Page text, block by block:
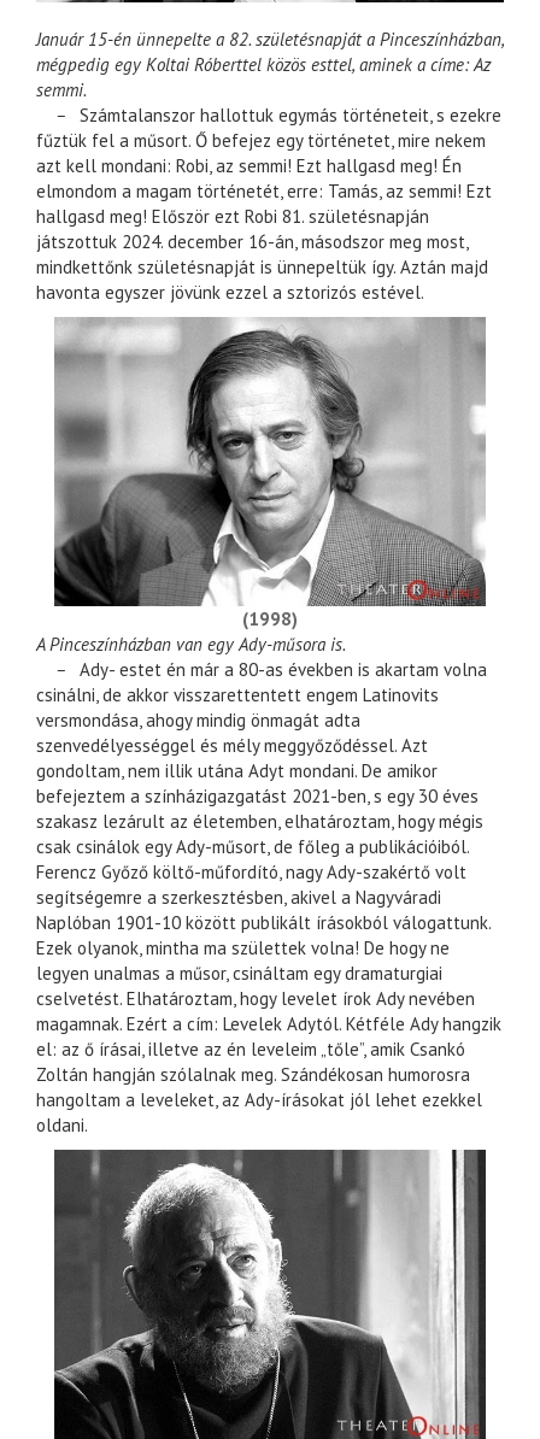
Január 15-én ünnepelte a 82. születésnapját a Pinceszínházban,
mégpedig egy Koltai Róberttel közös esttel, aminek a címe: Az
semmi.
– Számtalanszor hallottuk egymás történeteit, s ezekre
fűztük fel a műsort. Ő befejez egy történetet, mire nekem
azt kell mondani: Robi, az semmi! Ezt hallgasd meg! Én
elmondom a magam történetét, erre: Tamás, az semmi! Ezt
hallgasd meg! Először ezt Robi 81. születésnapján
játszottuk 2024. december 16-án, másodszor meg most,
mindkettőnk születésnapját is ünnepeltük így. Aztán majd
havonta egyszer jövünk ezzel a sztorizós estével.
(1998)
A Pinceszínházban van egy Ady-műsora is.
– Ady- estet én már a 80-as években is akartam volna
csinálni, de akkor visszarettentett engem Latinovits
versmondása, ahogy mindig önmagát adta
szenvedélyességgel és mély meggyőződéssel. Azt
gondoltam, nem illik utána Adyt mondani. De amikor
befejeztem a színházigazgatást 2021-ben, s egy 30 éves
szakasz lezárult az életemben, elhatároztam, hogy mégis
csak csinálok egy Ady-műsort, de főleg a publikációiból.
Ferencz Győző költő-műfordító, nagy Ady-szakértő volt
segítségemre a szerkesztésben, akivel a Nagyváradi
Naplóban 1901-10 között publikált írásokból válogattunk.
Ezek olyanok, mintha ma születtek volna! De hogy ne
legyen unalmas a műsor, csináltam egy dramaturgiai
cselvetést. Elhatároztam, hogy levelet írok Ady nevében
magamnak. Ezért a cím: Levelek Adytól. Kétféle Ady hangzik
el: az ő írásai, illetve az én leveleim „tőle”, amik Csankó
Zoltán hangján szólalnak meg. Szándékosan humorosra
hangoltam a leveleket, az Ady-írásokat jól lehet ezekkel
oldani.